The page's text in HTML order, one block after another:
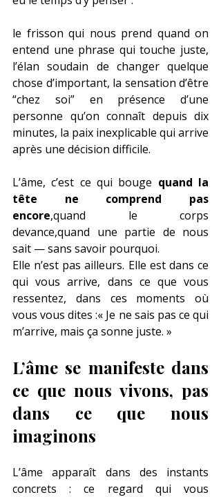
le frisson qui nous prend quand on
entend une phrase qui touche juste,
l’élan soudain de changer quelque
chose d’important, la sensation d’être
“chez soi” en présence d’une
personne qu’on connaît depuis dix
minutes, la paix inexplicable qui arrive
après une décision difficile.
L’âme, c’est ce qui bouge quand la
tête ne comprend pas
encore,quand le corps
devance,quand une partie de nous
sait — sans savoir pourquoi.
Elle n’est pas ailleurs. Elle est dans ce
qui vous arrive, dans ce que vous
ressentez, dans ces moments où
vous vous dites :« Je ne sais pas ce qui
m’arrive, mais ça sonne juste. »
L’âme se manifeste dans
ce que nous vivons, pas
dans ce que nous
imaginons
L’âme apparaît dans des instants
concrets : ce regard qui vous